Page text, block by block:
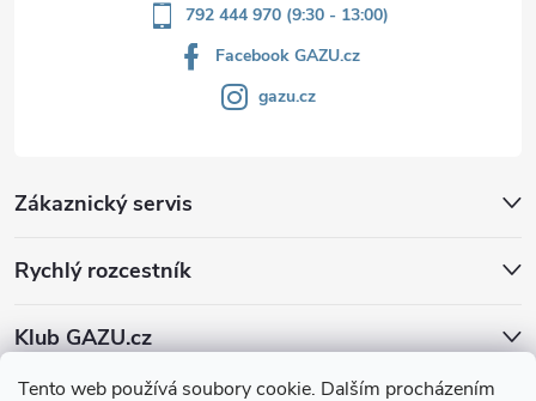
Tento web používá soubory cookie. Dalším procházením
792 444 970 (9:30 - 13:00)
Facebook GAZU.cz
gazu.cz
Zákaznický servis
Rychlý rozcestník
Klub GAZU.cz